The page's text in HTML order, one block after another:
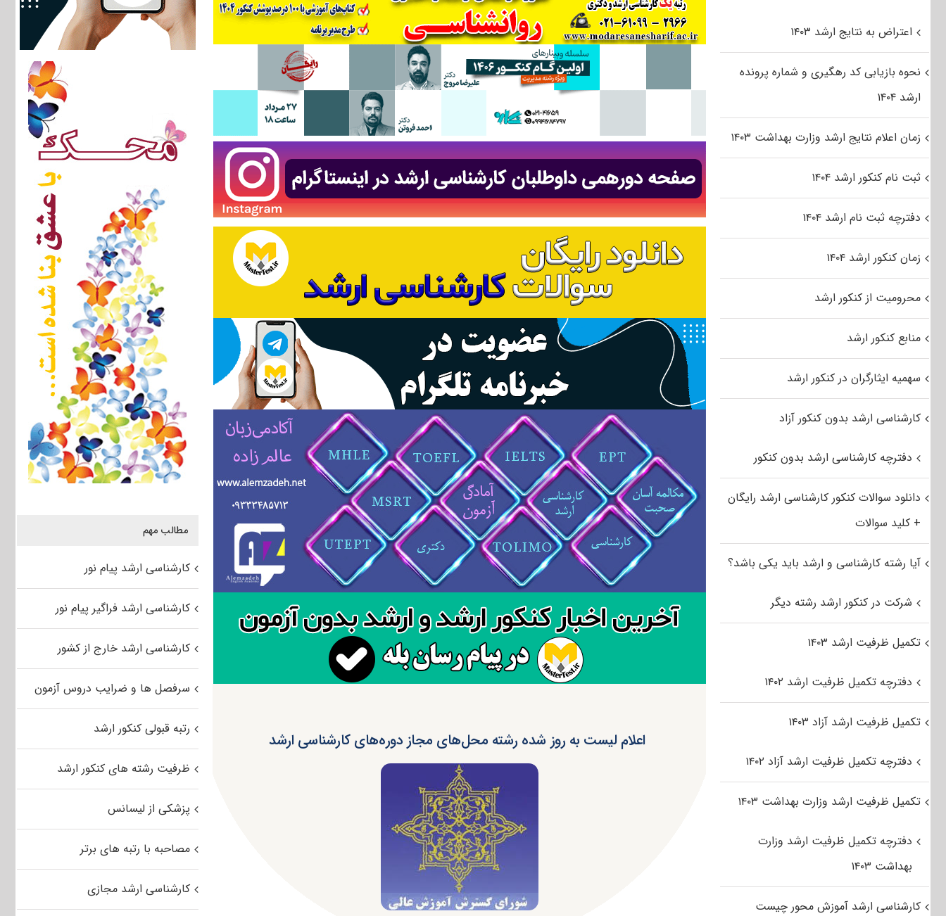
اعلام لیست به روز شده رشته محل‌های مجاز دوره‌های کارشناسی ارشد
مطالب مهم
کارشناسی ارشد پیام نور
کارشناسی ارشد فراگیر پیام نور
کارشناسی ارشد خارج از کشور
سرفصل ها و ضرایب دروس آزمون
رتبه قبولی کنکور ارشد
ظرفیت رشته های کنکور ارشد
پزشکی از لیسانس
مصاحبه با رتبه های برتر
کارشناسی ارشد مجازی
اعتراض به نتایج ارشد ۱۴۰۳
نحوه بازیابی کد رهگیری و شماره پرونده
ارشد ۱۴۰۴
زمان اعلام نتایج ارشد وزارت بهداشت ۱۴۰۳
ثبت نام کنکور ارشد ۱۴۰۴
دفترچه ثبت نام ارشد ۱۴۰۴
زمان کنکور ارشد ۱۴۰۴
محرومیت از کنکور ارشد
منابع کنکور ارشد
سهمیه ایثارگران در کنکور ارشد
کارشناسی ارشد بدون کنکور آزاد
دفترچه کارشناسی ارشد بدون کنکور
دانلود سوالات کنکور کارشناسی ارشد رایگان
+ کلید سوالات
آیا رشته کارشناسی و ارشد باید یکی باشد؟
شرکت در کنکور ارشد رشته دیگر
تکمیل ظرفیت ارشد ۱۴۰۳
دفترچه تکمیل ظرفیت ارشد ۱۴۰۲
تکمیل ظرفیت ارشد آزاد ۱۴۰۳
دفترچه تکمیل ظرفیت ارشد آزاد ۱۴۰۲
تکمیل ظرفیت ارشد وزارت بهداشت ۱۴۰۳
دفترچه تکمیل ظرفیت ارشد وزارت
بهداشت ۱۴۰۳
کارشناسی ارشد آموزش محور چیست